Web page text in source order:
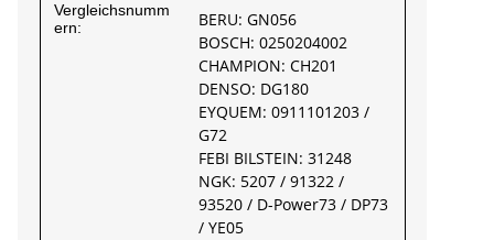
Vergleichsnumm
ern:
BERU: GN056
BOSCH: 0250204002
CHAMPION: CH201
DENSO: DG180
EYQUEM: 0911101203 /
G72
FEBI BILSTEIN: 31248
NGK: 5207 / 91322 /
93520 / D-Power73 / DP73
/ YE05